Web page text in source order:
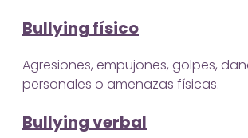
Bullying físico
Agresiones, empujones, golpes,
personales o amenazas físicas.
Bullying verbal